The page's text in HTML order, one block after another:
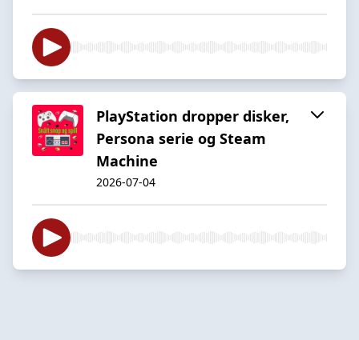
PlayStation dropper disker,
Persona serie og Steam
Machine
2026-07-04